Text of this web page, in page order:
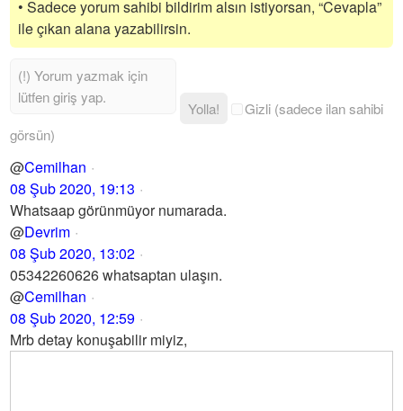
• Sadece yorum sahibi bildirim alsın istiyorsan, “Cevapla”
ile çıkan alana yazabilirsin.
Yolla!
Gizli (sadece ilan sahibi
görsün)
@Cemilhan
08 Şub 2020, 19:13
Whatsaap görünmüyor numarada.
@Devrim
08 Şub 2020, 13:02
05342260626 whatsaptan ulaşın.
@Cemilhan
08 Şub 2020, 12:59
Mrb detay konuşabilir miyiz,